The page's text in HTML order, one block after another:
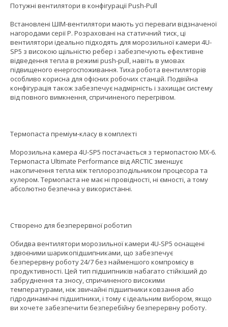
Потужні вентилятори в конфігурації Push-Pull
Встановлені ШІМ-вентилятори мають усі переваги відзначеної
нагородами серії P. Розраховані на статичний тиск, ці
вентилятори ідеально підходять для морозильної камери 4U-
SP5 з високою щільністю ребер і забезпечують ефективне
відведення тепла в режимі push-pull, навіть в умовах
підвищеного енергоспоживання. Тиха робота вентиляторів
особливо корисна для офісних робочих станцій. Подвійна
конфігурація також забезпечує надмірність і захищає систему
від повного вимкнення, спричиненого перегрівом.
Термопаста преміум-класу в комплекті
Морозильна камера 4U-SP5 постачається з термопастою MX-6.
Термопаста Ultimate Performance від ARCTIC зменшує
накопичення тепла між теплорозподільником процесора та
кулером. Термопаста не має ні провідності, ні ємності, а тому
абсолютно безпечна у використанні.
Створено для безперервної роботиn
Обидва вентилятори морозильної камери 4U-SP5 оснащені
здвоєними шарикопідшипниками, що забезпечує
безперервну роботу 24/7 без найменшого компромісу в
продуктивності. Цей тип підшипників набагато стійкіший до
забруднення та зносу, спричиненого високими
температурами, ніж звичайні підшипники ковзання або
гідродинамічні підшипники, і тому є ідеальним вибором, якщо
ви хочете забезпечити безперебійну безперервну роботу.